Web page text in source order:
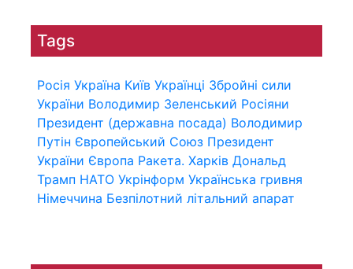
Tags
Росія Україна Київ Українці Збройні сили
України Володимир Зеленський Росіяни
Президент (державна посада) Володимир
Путін Європейський Союз Президент
України Європа Ракета. Харків Дональд
Трамп НАТО Укрінформ Українська гривня
Німеччина Безпілотний літальний апарат